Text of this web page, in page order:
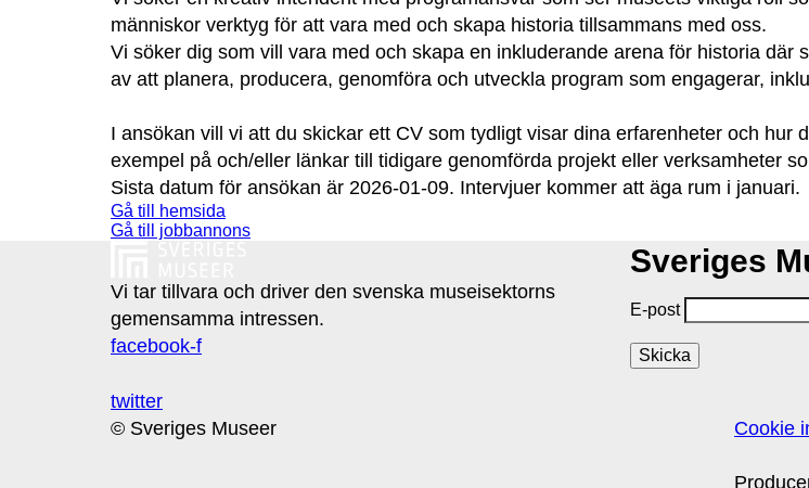
människor verktyg för att vara med och skapa historia tillsammans med oss.
Vi söker dig som vill vara med och skapa en inkluderande arena för historia
av att planera, producera, genomföra och utveckla program som engagerar,
I ansökan vill vi att du skickar ett CV som tydligt visar dina erfarenheter och hur
exempel på och/eller länkar till tidigare genomförda projekt eller verksamheter
Sista datum för ansökan är 2026-01-09. Intervjuer kommer att äga rum i januari.
Gå till hemsida
Gå till jobbannons
Vi tar tillvara och driver den svenska museisektorns
gemensamma intressen.
facebook-f
twitter
Sveriges
E-post
© Sveriges Museer Cookie